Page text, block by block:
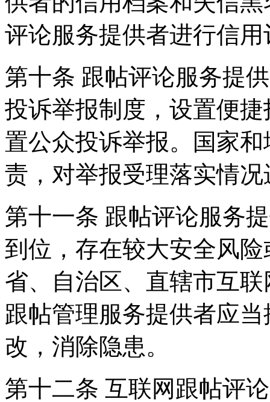
评论服务提供者进行信用
第十条 跟帖评论服务提
投诉举报制度，设置便
置公众投诉举报。国家
责，对举报受理落实情
第十一条 跟帖评论服务
到位，存在较大安全风
省、自治区、直辖市互
跟帖管理服务提供者应
改，消除隐患。
第十二条 互联网跟帖评